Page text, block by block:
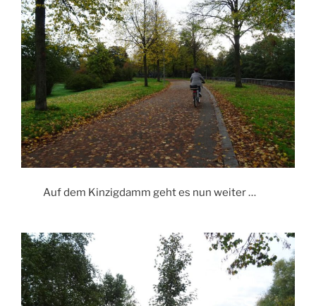
Auf dem Kinzigdamm geht es nun weiter …